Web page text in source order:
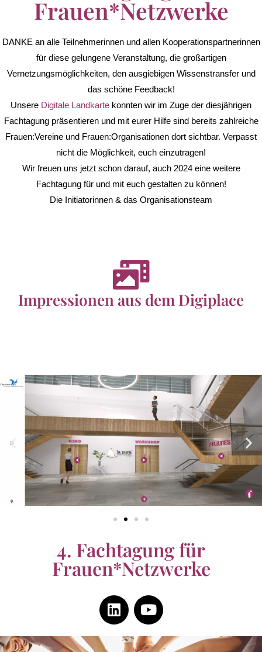
Frauen*Netzwerke
DANKE an alle Teilnehmerinnen und allen Kooperationspartnerinnen
für diese gelungene Veranstaltung, die großartigen
Vernetzungsmöglichkeiten, den ausgiebigen Wissenstransfer und
das schöne Feedback!
Unsere Digitale Landkarte konnten wir im Zuge der diesjährigen
Fachtagung präsentieren und mit eurer Hilfe sind bereits zahlreiche
Frauen:Vereine und Frauen:Organisationen dort sichtbar. Verpasst
nicht die Möglichkeit, euch einzutragen!
Wir freuen uns jetzt schon darauf, auch 2024 eine weitere
Fachtagung für und mit euch gestalten zu können!
Die Initiatorinnen & das Organisationsteam
Impressionen aus dem Digiplace
4. Fachtagung für
Frauen*Netzwerke